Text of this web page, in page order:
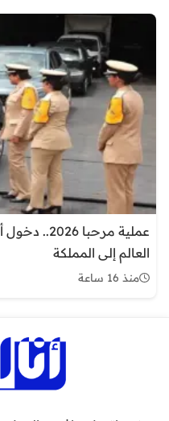
العالم إلى المملكة
منذ 16 ساعة